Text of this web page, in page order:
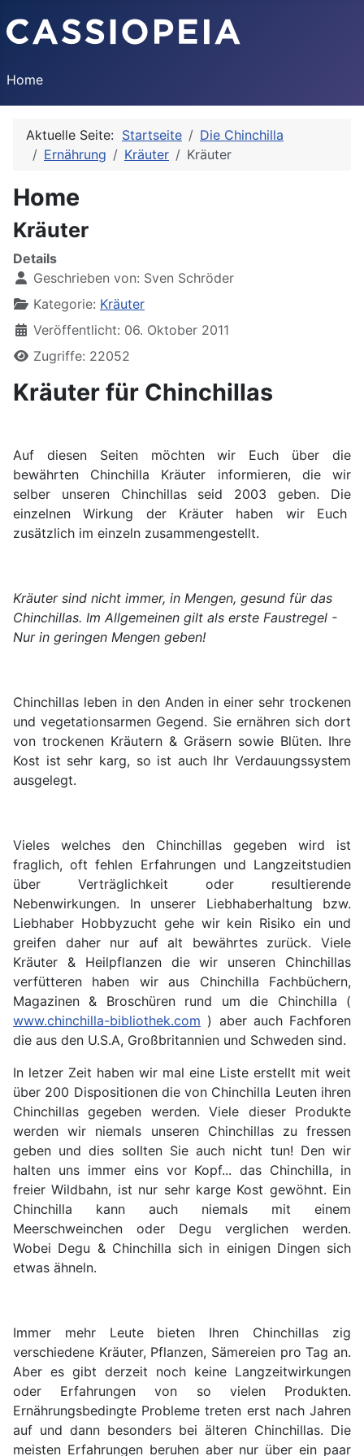
Home
Aktuelle Seite: Startseite
Die Chinchilla
Ernährung
Kräuter Kräuter
Home
Kräuter
Details
Geschrieben von: Sven Schröder
Kategorie: Kräuter
Veröffentlicht: 06. Oktober 2011
Zugriffe: 22052
Kräuter für Chinchillas
Auf diesen Seiten möchten wir Euch über die
bewährten Chinchilla Kräuter informieren, die wir
selber unseren Chinchillas seid 2003 geben. Die
einzelnen Wirkung der Kräuter haben wir Euch
zusätzlich im einzeln zusammengestellt.
Kräuter sind nicht immer, in Mengen, gesund für das
Chinchillas. Im Allgemeinen gilt als erste Faustregel -
Nur in geringen Mengen geben!
Chinchillas leben in den Anden in einer sehr trockenen
und vegetationsarmen Gegend. Sie ernähren sich dort
von trockenen Kräutern & Gräsern sowie Blüten. Ihre
Kost ist sehr karg, so ist auch Ihr Verdauungssystem
ausgelegt.
Vieles welches den Chinchillas gegeben wird ist
fraglich, oft fehlen Erfahrungen und Langzeitstudien
über Verträglichkeit oder resultierende
Nebenwirkungen. In unserer Liebhaberhaltung bzw.
Liebhaber Hobbyzucht gehe wir kein Risiko ein und
greifen daher nur auf alt bewährtes zurück. Viele
Kräuter & Heilpflanzen die wir unseren Chinchillas
verfütteren haben wir aus Chinchilla Fachbüchern,
Magazinen & Broschüren rund um die Chinchilla (
www.chinchilla-bibliothek.com ) aber auch Fachforen
die aus den U.S.A, Großbritannien und Schweden sind.
In letzer Zeit haben wir mal eine Liste erstellt mit weit
über 200 Dispositionen die von Chinchilla Leuten ihren
Chinchillas gegeben werden. Viele dieser Produkte
werden wir niemals unseren Chinchillas zu fressen
geben und dies sollten Sie auch nicht tun! Den wir
halten uns immer eins vor Kopf... das Chinchilla, in
freier Wildbahn, ist nur sehr karge Kost gewöhnt. Ein
Chinchilla kann auch niemals mit einem
Meerschweinchen oder Degu verglichen werden.
Wobei Degu & Chinchilla sich in einigen Dingen sich
etwas ähneln.
Immer mehr Leute bieten Ihren Chinchillas zig
verschiedene Kräuter, Pflanzen, Sämereien pro Tag an.
Aber es gibt derzeit noch keine Langzeitwirkungen
oder Erfahrungen von so vielen Produkten.
Ernährungsbedingte Probleme treten erst nach Jahren
auf und dann besonders bei älteren Chinchillas. Die
meisten Erfahrungen beruhen aber nur über ein paar